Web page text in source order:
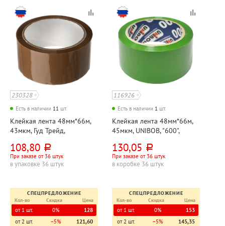
230328
Есть в наличии 11 шт.
Клейкая лента 48мм*66м,
43мкм, Гуд Трейд,
108,80 руб.
При заказе от 36 штук
в упаковке 36 штук
СПЕЦПРЕДЛОЖЕНИЕ
Кол-во
Скидка Цена
от 1 шт. 0%
128
от 2 шт.
−5%
121,60
116926
Есть в наличии 1 шт.
Клейкая лента 48мм*66м,
45мкм, UNIBOB, "600",
130,05 руб.
При заказе от 36 штук
в коробке 36 штук
СПЕЦПРЕДЛОЖЕНИЕ
Кол-во
Скидка Цена
от 1 шт. 0%
153
от 2 шт.
−5%
145,35